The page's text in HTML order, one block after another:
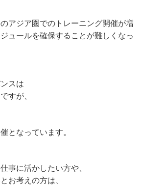
アジア圏での トレーニング開催が増
ュールを確保することが難しくなっ
スは
すが、
となっています。
事に活かしたい方や、
お考えの方は、